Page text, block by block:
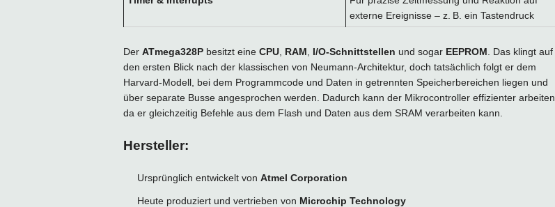
externe Ereignisse – z. B. ein Tastendruck
Der ATmega328Pbesitzt eine CPU, RAM I/O-Schnittstellen und sogar EEPROM . Das klingt auf
den ersten Blick nach der klassischen von Neumann-Architektur, doch tatsächlich folgt er dem
Harvard-Modell, bei dem Programmcode und Daten in getrennten Speicherbereichen liegen und
über separate Busse angesprochen werden. Dadurch kann der Mikrocontroller effizienter arbeiten,
da er gleichzeitig Befehle aus dem Flash und Daten aus dem SRAM verarbeiten kann.
Hersteller:
Ursprünglich entwickelt von Atmel Corporation
Heute produziert und vertrieben von Microchip Technology